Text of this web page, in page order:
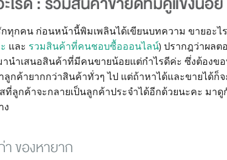
กคน ก่อนหน้านี้พิมเพลินได้เขียนบทความ ขายอะไ
และ รวมสินค้าที่คนชอบซื้อออนไลน์) ปรากฎว่าผลต
านำเสนอสินค้าที่มีคนขายน้อยแต่กำไรดีค่ะ ซึ่งต้องข
กค้ายากกว่าสินค้าทั่วๆ ไป แต่ถ้าหาได้และขายได้ก็จ
ที่ลูกค้าจะกลายเป็นลูกค้าประจำได้อีกด้วยนะคะ มาดู
ง
า ของหายาก